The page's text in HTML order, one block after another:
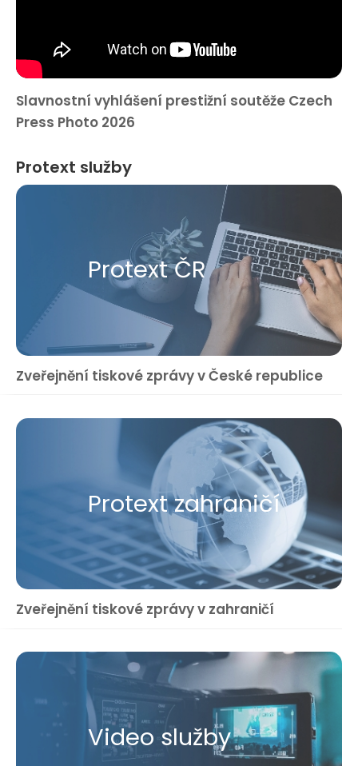
Slavnostní vyhlášení prestižní soutěže Czech
Press Photo 2026
Protext služby
Protext ČR
Zveřejnění tiskové zprávy v České republice
Protext zahraničí
Zveřejnění tiskové zprávy v zahraničí
Video služby